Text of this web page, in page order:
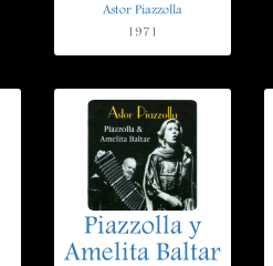
Astor Piazzolla
1971
Piazzolla y
Amelita Baltar